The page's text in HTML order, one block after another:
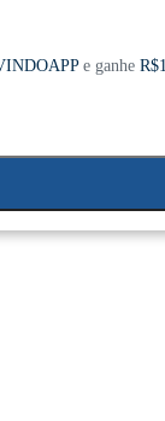
0
e ganhe